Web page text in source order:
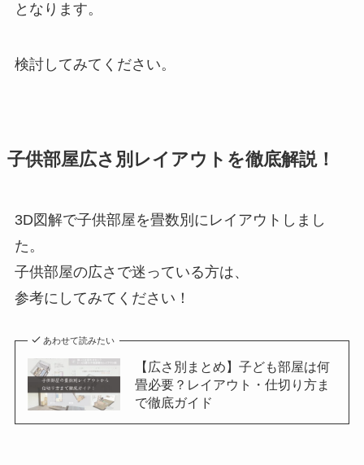
となります。
検討してみてください。
子供部屋広さ別レイアウトを徹底解説！
3D図解で子供部屋を畳数別にレイアウトしまし
た。
子供部屋の広さで迷っている方は、
参考にしてみてください！
あわせて読みたい
【広さ別まとめ】子ども部屋は何
畳必要？レイアウト・仕切り方ま
で徹底ガイド